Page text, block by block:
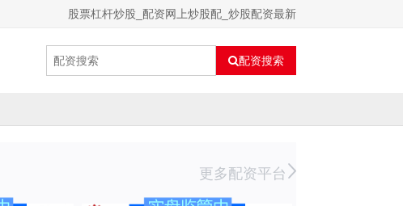
股票杠杆炒股_配资网上炒股配_炒股配资最新
配资搜索
更多配资平台